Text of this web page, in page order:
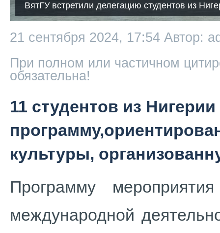
ВятГУ встретили делегацию студентов из
21 сентября 2024, 17:54 Автор:
При полном или частичном
обязательна!
11 студентов из
культуры,
Программу
международной